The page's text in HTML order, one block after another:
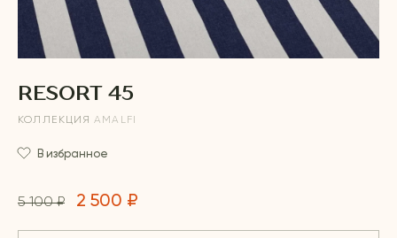
RESORT 45
КОЛЛЕКЦИЯ AMALFI
В избранное
5 100 ₽ 2 500 ₽